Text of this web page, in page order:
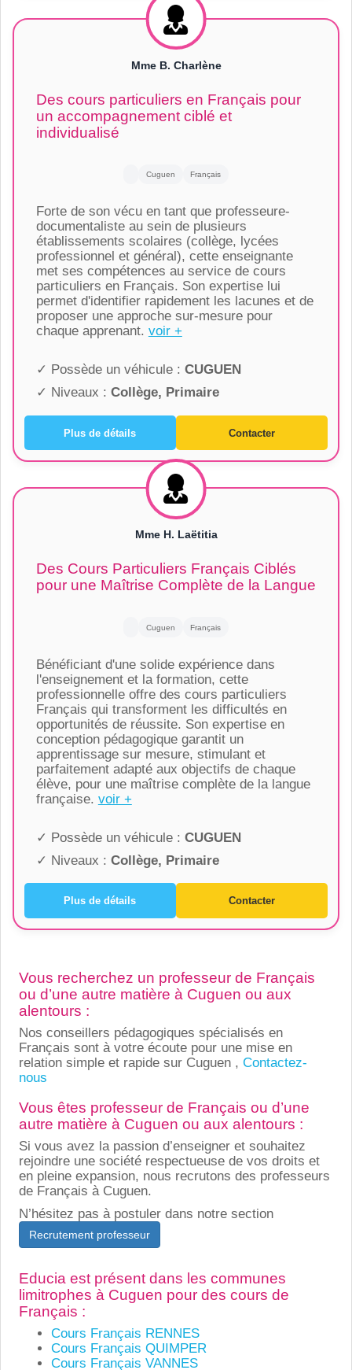
Mme B. Charlène
Des cours particuliers en Français pour
un accompagnement ciblé et
individualisé
Cuguen Français
Forte de son vécu en tant que professeure-
documentaliste au sein de plusieurs
établissements scolaires (collège, lycées
professionnel et général), cette enseignante
met ses compétences au service de cours
particuliers en Français. Son expertise lui
permet d'identifier rapidement les lacunes et de
proposer une approche sur-mesure pour
chaque apprenant. voir +
✓ Possède un véhicule : CUGUEN
✓ Niveaux : Collège, Primaire
Plus de détails Contacter
Mme H. Laëtitia
Des Cours Particuliers Français Ciblés
pour une Maîtrise Complète de la Langue
Cuguen Français
Bénéficiant d'une solide expérience dans
l'enseignement et la formation, cette
professionnelle offre des cours particuliers
Français qui transforment les difficultés en
opportunités de réussite. Son expertise en
conception pédagogique garantit un
apprentissage sur mesure, stimulant et
parfaitement adapté aux objectifs de chaque
élève, pour une maîtrise complète de la langue
française. voir +
✓ Possède un véhicule : CUGUEN
✓ Niveaux : Collège, Primaire
Plus de détails Contacter
Vous recherchez un professeur de Français
ou d’une autre matière à Cuguen ou aux
alentours :
Nos conseillers pédagogiques spécialisés en
Français sont à votre écoute pour une mise en
relation simple et rapide sur Cuguen , Contactez-
nous
Vous êtes professeur de Français ou d’une
autre matière à Cuguen ou aux alentours :
Si vous avez la passion d’enseigner et souhaitez
rejoindre une société respectueuse de vos droits et
en pleine expansion, nous recrutons des professeurs
de Français à Cuguen.
N’hésitez pas à postuler dans notre section
Recrutement professeur
Educia est présent dans les communes
limitrophes à Cuguen pour des cours de
Français :
Cours Français RENNES
Cours Français QUIMPER
Cours Français VANNES